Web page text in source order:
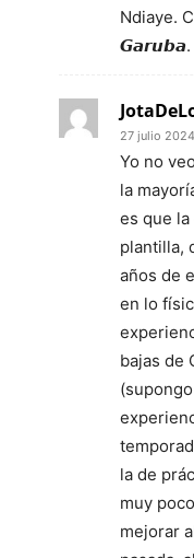
Ndiaye.
𝙂𝙖𝙧𝙪𝙗𝙖.
27 julio
Yo no
la
es que
plantilla,
años de
en lo
bajas de
la de
muy
mejorar